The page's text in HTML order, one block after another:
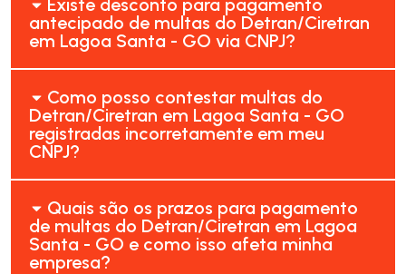
antecipado de multas do Detran/Ciretran
em Lagoa Santa - GO via CNPJ?
Como posso contestar multas do
Detran/Ciretran em Lagoa Santa - GO
registradas incorretamente em meu
CNPJ?
Quais são os prazos para pagamento
de multas do Detran/Ciretran em Lagoa
Santa - GO e como isso afeta minha
empresa?